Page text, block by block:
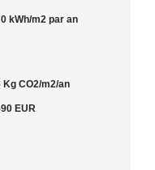
kWh/m2 par an
Kg CO2/m2/an
EUR